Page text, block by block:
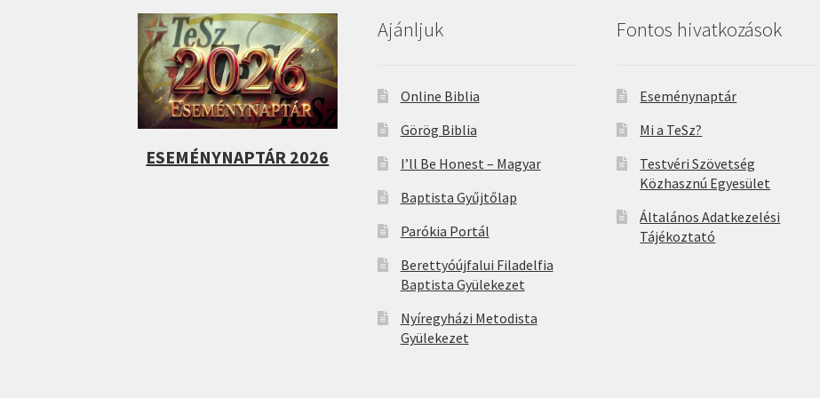
ESEMÉNYNAPTÁR 2026
Ajánljuk
Online Biblia
Görög Biblia
I’ll Be Honest – Magyar
Baptista Gyűjtőlap
Parókia Portál
Berettyóújfalui Filadelfia
Baptista Gyülekezet
Nyíregyházi Metodista
Gyülekezet
Fontos hivatkozások
Eseménynaptár
Mi a TeSz?
Testvéri Szövetség
Közhasznú Egyesület
Általános Adatkezelési
Tájékoztató